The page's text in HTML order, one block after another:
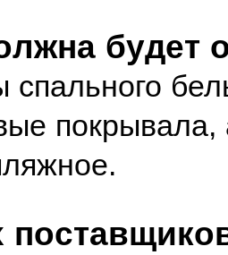
будет
спального
покрывала,